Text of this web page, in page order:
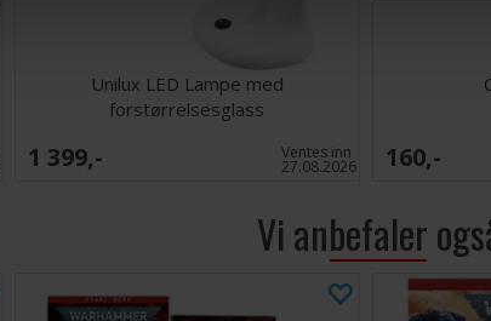
Unilux LED Lampe med
forstørrelsesglass
1 399,- Ventes inn
27.08.2026 160,-
Vi anbefaler